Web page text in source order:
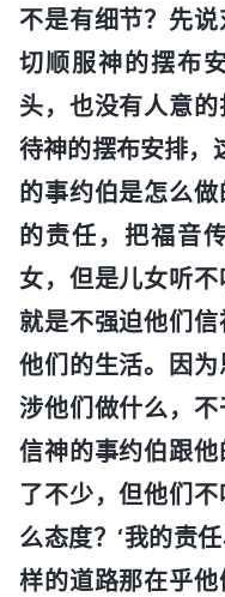
不是有细节？先
切顺服神的摆布
头，也没有人意
待神的摆布安排
的事约伯是怎么
的责任，把福音
女，但是儿女听
就是不强迫他们
他们的生活。因
涉他们做什么，不
信神的事约伯跟
了不少，但他们
么态度？‘我的责
样的道路那在乎